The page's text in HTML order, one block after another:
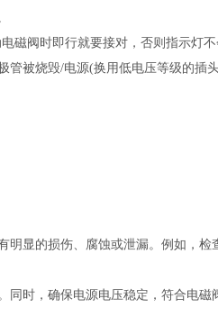
磁阀时即行就要接对，否则指示灯
被烧毁/电源(换用低电压等级的插
显的损伤、腐蚀或泄漏。例如，检
同时，确保电源电压稳定，符合电磁